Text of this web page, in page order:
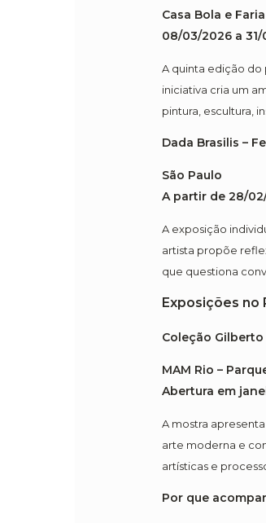
Casa Bola e
08/03/2026 a 31/
A quinta edição do
iniciativa cria um
pintura, escultura,
Dada Brasilis –
São Paulo
A partir de 28/
A exposição
artista propõe
que questiona
Exposições no
Coleção
MAM Rio –
Abertura em
A mostra
arte moderna e
artísticas e
Por que